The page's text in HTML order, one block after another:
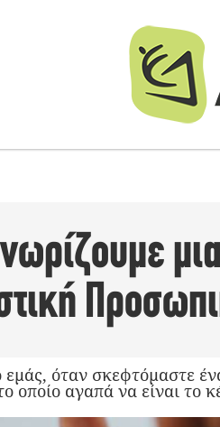
εμάς, όταν σκεφτόμαστε
οποίο αγαπά να είναι το